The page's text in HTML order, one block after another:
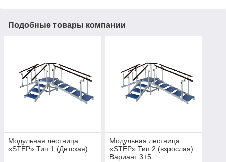
Подобные товары компании
Модульная лестница
«STEP» Тип 1 (Детская)
Модульная лестница
«STEP» Тип 2 (взрослая)
Вариант 3+5